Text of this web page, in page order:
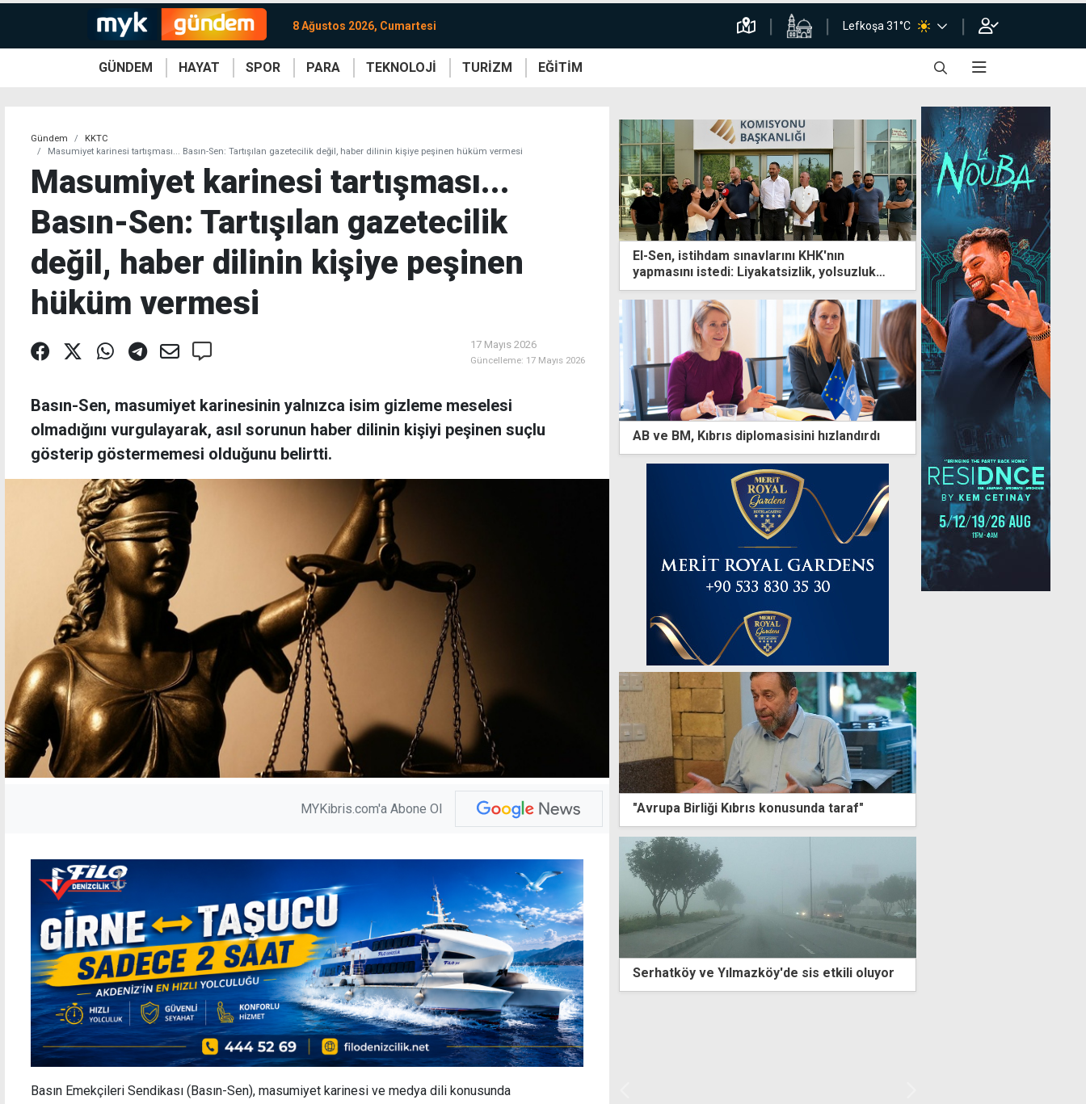
8 Ağustos 2026, Cumartesi Lefkoşa 31°C
GÜNDEM HAYAT SPOR PARA TEKNOLOJİ TURİZM EĞİTİM
Gündem
KKTC
Masumiyet karinesi tartışması... Basın-Sen: Tartışılan gazetecilik değil, haber dilinin kişiye peşinen hüküm vermesi
Masumiyet karinesi tartışması...
Basın-Sen: Tartışılan gazetecilik
değil, haber dilinin kişiye peşinen
hüküm vermesi
17 Mayıs 2026
Güncelleme: 17 Mayıs 2026
Basın-Sen, masumiyet karinesinin yalnızca isim gizleme meselesi
olmadığını vurgulayarak, asıl sorunun haber dilinin kişiyi peşinen suçlu
gösterip göstermemesi olduğunu belirtti.
MYKibris.com'a Abone Ol
Basın Emekçileri Sendikası (Basın-Sen), masumiyet karinesi ve medya dili konusunda
El-Sen, istihdam sınavlarını KHK'nın
yapmasını istedi: Liyakatsizlik, yolsuzluk
sınırları aşıldı
AB ve BM, Kıbrıs diplomasisini hızlandırdı
"Avrupa Birliği Kıbrıs konusunda taraf"
Serhatköy ve Yılmazköy'de sis etkili oluyor